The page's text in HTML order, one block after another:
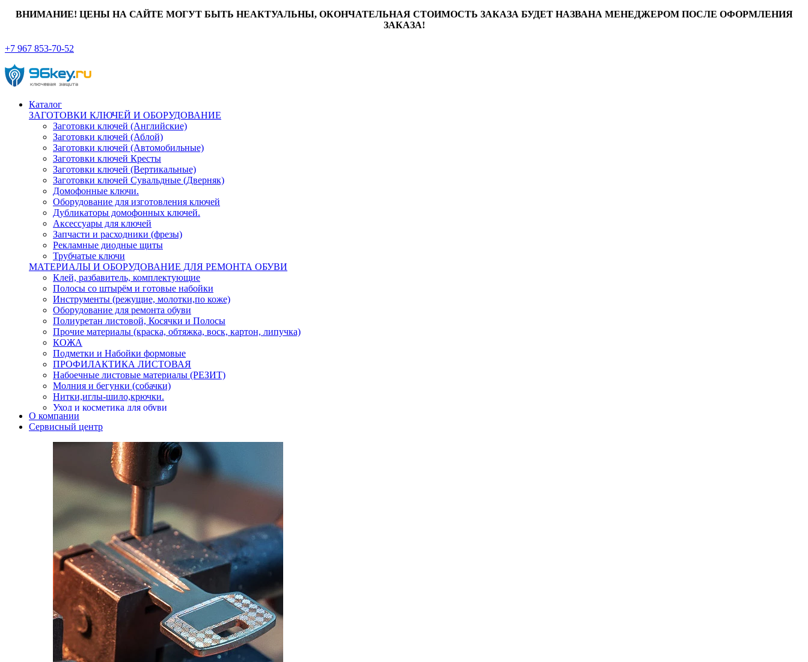
ВНИМАНИЕ! ЦЕНЫ НА САЙТЕ МОГУТ БЫТЬ НЕАКТУАЛЬНЫ, ОКОНЧАТЕЛЬНАЯ СТОИМОСТЬ ЗАКАЗА БУДЕТ НАЗВАНА МЕНЕДЖЕРОМ ПОСЛЕ ОФОРМЛЕНИЯ
ЗАКАЗА!
+7 967 853-70-52
Каталог
ЗАГОТОВКИ КЛЮЧЕЙ И ОБОРУДОВАНИЕ
Заготовки ключей (Английские)
Заготовки ключей (Аблой)
Заготовки ключей (Автомобильные)
Заготовки ключей Кресты
Заготовки ключей (Вертикальные)
Заготовки ключей Сувальдные (Дверняк)
Домофонные ключи.
Оборудование для изготовления ключей
Дубликаторы домофонных ключей.
Аксессуары для ключей
Запчасти и расходники (фрезы)
Рекламные диодные щиты
Трубчатые ключи
МАТЕРИАЛЫ И ОБОРУДОВАНИЕ ДЛЯ РЕМОНТА ОБУВИ
Клей, разбавитель, комплектующие
Полосы со штырём и готовые набойки
Инструменты (режущие, молотки,по коже)
Оборудование для ремонта обуви
Полиуретан листовой, Косячки и Полосы
Прочие материалы (краска, обтяжка, воск, картон, липучка)
КОЖА
Подметки и Набойки формовые
ПРОФИЛАКТИКА ЛИСТОВАЯ
Набоечные листовые материалы (РЕЗИТ)
Молния и бегунки (собачки)
Нитки,иглы-шило,крючки.
Уход и косметика для обуви
Кнопки (магнитые,кобурные)
Пряжки для ремня
О компании
Сервисный центр